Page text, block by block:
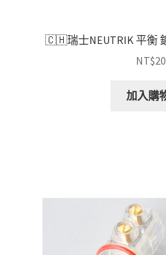
🇨🇭瑞士NEUTRIK 平衡
NT$
加入購